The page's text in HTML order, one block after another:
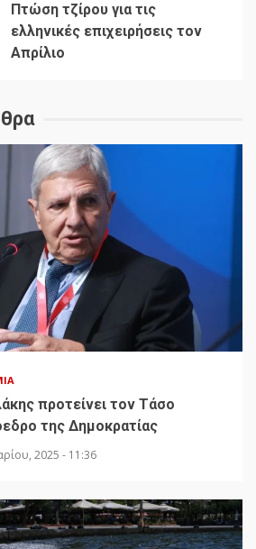
Πτώση τζίρου για τις
ελληνικές επιχειρήσεις τον
Απρίλιο
προτείνει τον Τάσο
της Δημοκρατίας
2025 - 11:36